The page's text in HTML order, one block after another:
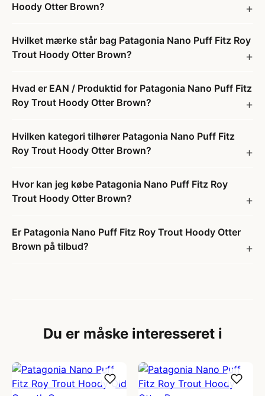
Hoody Otter Brown?
Hvilket mærke står bag Patagonia Nano Puff Fitz Roy
Trout Hoody Otter Brown?
Hvad er EAN / Produktid for Patagonia Nano Puff Fitz
Roy Trout Hoody Otter Brown?
Hvilken kategori tilhører Patagonia Nano Puff Fitz
Roy Trout Hoody Otter Brown?
Hvor kan jeg købe Patagonia Nano Puff Fitz Roy
Trout Hoody Otter Brown?
Er Patagonia Nano Puff Fitz Roy Trout Hoody Otter
Brown på tilbud?
Du er måske interesseret i